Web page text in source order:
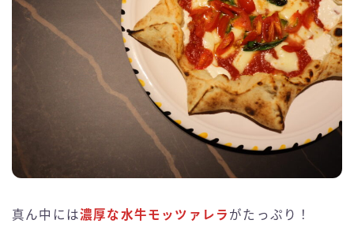
真ん中には濃厚な水牛モッツァレラ がたっぷり！